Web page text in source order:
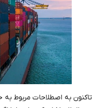
تاکنون به اصطلاحات مربوط